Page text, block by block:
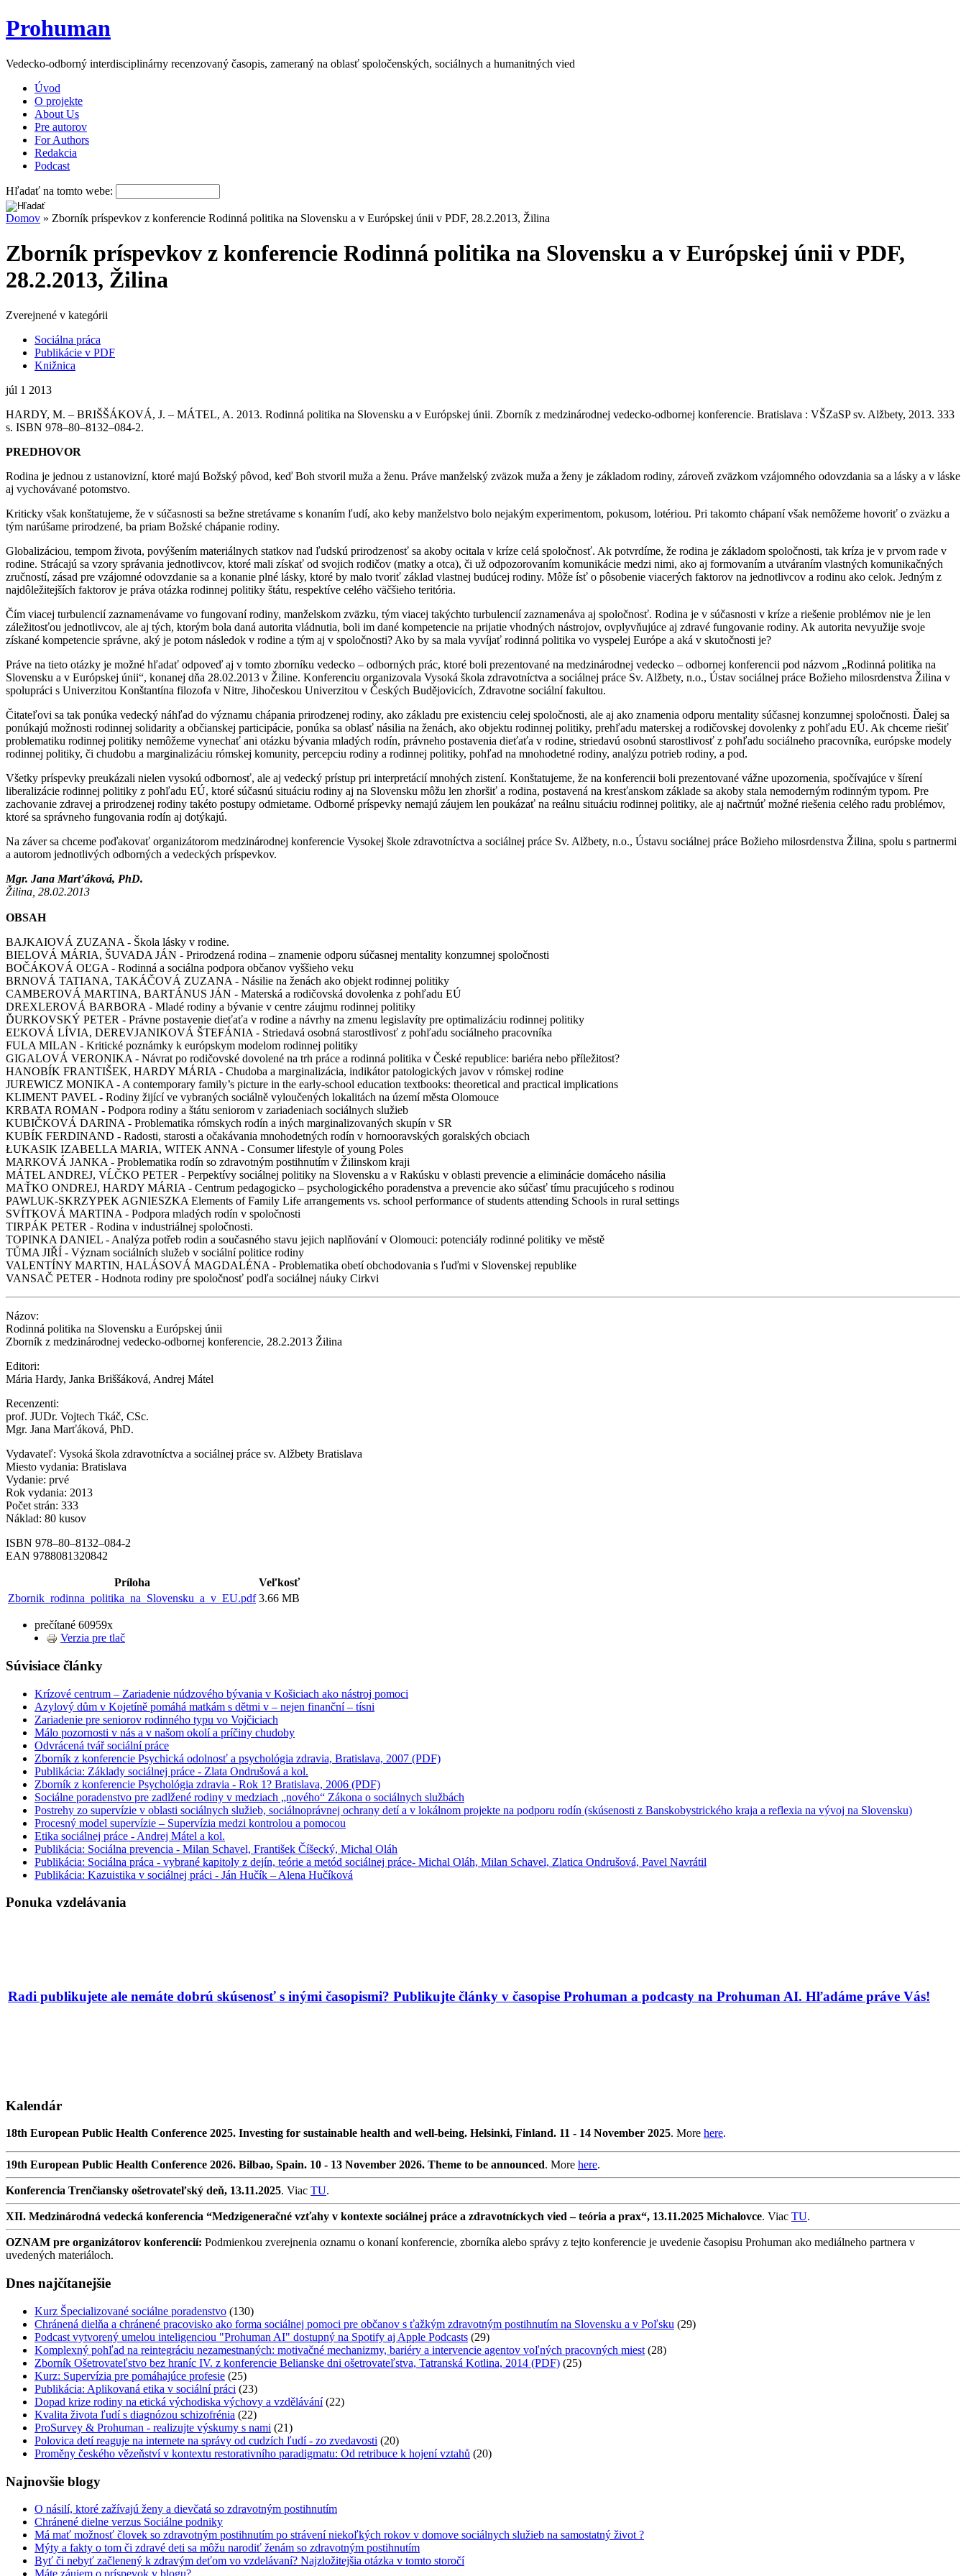
Prohuman
Vedecko-odborný interdisciplinárny recenzovaný časopis, zameraný na oblasť spoločenských, sociálnych a humanitných vied
Úvod
O projekte
About Us
Pre autorov
For Authors
Redakcia
Podcast
Hľadať na tomto webe:
Domov » Zborník príspevkov z konferencie Rodinná politika na Slovensku a v Európskej únii v PDF, 28.2.2013, Žilina
Zborník príspevkov z konferencie Rodinná politika na Slovensku a v Európskej únii v PDF,
28.2.2013, Žilina
Zverejnené v kategórii
Sociálna práca
Publikácie v PDF
Knižnica
júl 1 2013
HARDY, M. – BRIŠŠÁKOVÁ, J. – MÁTEL, A. 2013. Rodinná politika na Slovensku a v Európskej únii. Zborník z medzinárodnej vedecko-odbornej konferencie. Bratislava : VŠZaSP sv. Alžbety, 2013. 333
s. ISBN 978–80–8132–084-2.
PREDHOVOR
Rodina je jednou z ustanovizní, ktoré majú Božský pôvod, keď Boh stvoril muža a ženu. Práve manželský zväzok muža a ženy je základom rodiny, zároveň zväzkom vzájomného odovzdania sa a lásky a v láske
aj vychovávané potomstvo.
Kriticky však konštatujeme, že v súčasnosti sa bežne stretávame s konaním ľudí, ako keby manželstvo bolo nejakým experimentom, pokusom, lotériou. Pri takomto chápaní však nemôžeme hovoriť o zväzku a
tým narúšame prirodzené, ba priam Božské chápanie rodiny.
Globalizáciou, tempom života, povýšením materiálnych statkov nad ľudskú prirodzenosť sa akoby ocitala v kríze celá spoločnosť. Ak potvrdíme, že rodina je základom spoločnosti, tak kríza je v prvom rade v
rodine. Strácajú sa vzory správania jednotlivcov, ktoré mali získať od svojich rodičov (matky a otca), či už odpozorovaním komunikácie medzi nimi, ako aj formovaním a utváraním vlastných komunikačných
zručností, zásad pre vzájomné odovzdanie sa a konanie plné lásky, ktoré by malo tvoriť základ vlastnej budúcej rodiny. Môže ísť o pôsobenie viacerých faktorov na jednotlivcov a rodinu ako celok. Jedným z
najdôležitejších faktorov je práva otázka rodinnej politiky štátu, respektíve celého väčšieho teritória.
Čím viacej turbulencií zaznamenávame vo fungovaní rodiny, manželskom zväzku, tým viacej takýchto turbulencií zaznamenáva aj spoločnosť. Rodina je v súčasnosti v kríze a riešenie problémov nie je len
záležitosťou jednotlivcov, ale aj tých, ktorým bola daná autorita vládnutia, boli im dané kompetencie na prijatie vhodných nástrojov, ovplyvňujúce aj zdravé fungovanie rodiny. Ak autorita nevyužije svoje
získané kompetencie správne, aký je potom následok v rodine a tým aj v spoločnosti? Ako by sa mala vyvíjať rodinná politika vo vyspelej Európe a aká v skutočnosti je?
Práve na tieto otázky je možné hľadať odpoveď aj v tomto zborníku vedecko – odborných prác, ktoré boli prezentované na medzinárodnej vedecko – odbornej konferencii pod názvom „Rodinná politika na
Slovensku a v Európskej únii“, konanej dňa 28.02.2013 v Žiline. Konferenciu organizovala Vysoká škola zdravotníctva a sociálnej práce Sv. Alžbety, n.o., Ústav sociálnej práce Božieho milosrdenstva Žilina v
spolupráci s Univerzitou Konštantína filozofa v Nitre, Jihočeskou Univerzitou v Českých Budějovicích, Zdravotne sociální fakultou.
Čitateľovi sa tak ponúka vedecký náhľad do významu chápania prirodzenej rodiny, ako základu pre existenciu celej spoločnosti, ale aj ako znamenia odporu mentality súčasnej konzumnej spoločnosti. Ďalej sa
ponúkajú možnosti rodinnej solidarity a občianskej participácie, ponúka sa oblasť násilia na ženách, ako objektu rodinnej politiky, prehľadu materskej a rodičovskej dovolenky z pohľadu EÚ. Ak chceme riešiť
problematiku rodinnej politiky nemôžeme vynechať ani otázku bývania mladých rodín, právneho postavenia dieťaťa v rodine, striedavú osobnú starostlivosť z pohľadu sociálneho pracovníka, európske modely
rodinnej politiky, či chudobu a marginalizáciu rómskej komunity, percepciu rodiny a rodinnej politiky, pohľad na mnohodetné rodiny, analýzu potrieb rodiny, a pod.
Všetky príspevky preukázali nielen vysokú odbornosť, ale aj vedecký prístup pri interpretácií mnohých zistení. Konštatujeme, že na konferencii boli prezentované vážne upozornenia, spočívajúce v šírení
liberalizácie rodinnej politiky z pohľadu EÚ, ktoré súčasnú situáciu rodiny aj na Slovensku môžu len zhoršiť a rodina, postavená na kresťanskom základe sa akoby stala nemoderným rodinným typom. Pre
zachovanie zdravej a prirodzenej rodiny takéto postupy odmietame. Odborné príspevky nemajú záujem len poukázať na reálnu situáciu rodinnej politiky, ale aj načrtnúť možné riešenia celého radu problémov,
ktoré sa správneho fungovania rodín aj dotýkajú.
Na záver sa chceme poďakovať organizátorom medzinárodnej konferencie Vysokej škole zdravotníctva a sociálnej práce Sv. Alžbety, n.o., Ústavu sociálnej práce Božieho milosrdenstva Žilina, spolu s partnermi
a autorom jednotlivých odborných a vedeckých príspevkov.
Mgr. Jana Marťáková, PhD.
Žilina, 28.02.2013
OBSAH
BAJKAIOVÁ ZUZANA - Škola lásky v rodine.
BIELOVÁ MÁRIA, ŠUVADA JÁN - Prirodzená rodina – znamenie odporu súčasnej mentality konzumnej spoločnosti
BOČÁKOVÁ OĽGA - Rodinná a sociálna podpora občanov vyššieho veku
BRNOVÁ TATIANA, TAKÁČOVÁ ZUZANA - Násilie na ženách ako objekt rodinnej politiky
CAMBEROVÁ MARTINA, BARTÁNUS JÁN - Materská a rodičovská dovolenka z pohľadu EÚ
DREXLEROVÁ BARBORA - Mladé rodiny a bývanie v centre záujmu rodinnej politiky
ĎURKOVSKÝ PETER - Právne postavenie dieťaťa v rodine a návrhy na zmenu legislavíty pre optimalizáciu rodinnej politiky
EĽKOVÁ LÍVIA, DEREVJANIKOVÁ ŠTEFÁNIA - Striedavá osobná starostlivosť z pohľadu sociálneho pracovníka
FULA MILAN - Kritické poznámky k európskym modelom rodinnej politiky
GIGALOVÁ VERONIKA - Návrat po rodičovské dovolené na trh práce a rodinná politika v České republice: bariéra nebo příležitost?
HANOBÍK FRANTIŠEK, HARDY MÁRIA - Chudoba a marginalizácia, indikátor patologických javov v rómskej rodine
JUREWICZ MONIKA - A contemporary family’s picture in the early-school education textbooks: theoretical and practical implications
KLIMENT PAVEL - Rodiny žijící ve vybraných sociálně vyloučených lokalitách na území města Olomouce
KRBATA ROMAN - Podpora rodiny a štátu seniorom v zariadeniach sociálnych služieb
KUBIČKOVÁ DARINA - Problematika rómskych rodín a iných marginalizovaných skupín v SR
KUBÍK FERDINAND - Radosti, starosti a očakávania mnohodetných rodín v hornooravských goralských obciach
ŁUKASIK IZABELLA MARIA, WITEK ANNA - Consumer lifestyle of young Poles
MARKOVÁ JANKA - Problematika rodín so zdravotným postihnutím v Žilinskom kraji
MÁTEL ANDREJ, VĹČKO PETER - Perpektívy sociálnej politiky na Slovensku a v Rakúsku v oblasti prevencie a eliminácie domáceho násilia
MAŤKO ONDREJ, HARDY MÁRIA - Centrum pedagogicko – psychologického poradenstva a prevencie ako súčasť tímu pracujúceho s rodinou
PAWLUK-SKRZYPEK AGNIESZKA Elements of Family Life arrangements vs. school performance of students attending Schools in rural settings
SVÍTKOVÁ MARTINA - Podpora mladých rodín v spoločnosti
TIRPÁK PETER - Rodina v industriálnej spoločnosti.
TOPINKA DANIEL - Analýza potřeb rodin a současného stavu jejich naplňování v Olomouci: potenciály rodinné politiky ve městě
TŮMA JIŘÍ - Význam sociálních služeb v sociální politice rodiny
VALENTÍNY MARTIN, HALÁSOVÁ MAGDALÉNA - Problematika obetí obchodovania s ľuďmi v Slovenskej republike
VANSAČ PETER - Hodnota rodiny pre spoločnosť podľa sociálnej náuky Cirkvi
Názov:
Rodinná politika na Slovensku a Európskej únii
Zborník z medzinárodnej vedecko-odbornej konferencie, 28.2.2013 Žilina
Editori:
Mária Hardy, Janka Briššáková, Andrej Mátel
Recenzenti:
prof. JUDr. Vojtech Tkáč, CSc.
Mgr. Jana Marťáková, PhD.
Vydavateľ: Vysoká škola zdravotníctva a sociálnej práce sv. Alžbety Bratislava
Miesto vydania: Bratislava
Vydanie: prvé
Rok vydania: 2013
Počet strán: 333
Náklad: 80 kusov
ISBN 978–80–8132–084-2
EAN 9788081320842
Príloha
Veľkosť
Zbornik_rodinna_politika_na_Slovensku_a_v_EU.pdf 3.66 MB
prečítané 60959x
Verzia pre tlač
Súvisiace články
Krízové centrum – Zariadenie núdzového bývania v Košiciach ako nástroj pomoci
Azylový dům v Kojetíně pomáhá matkám s dětmi v – nejen finanční – tísni
Zariadenie pre seniorov rodinného typu vo Vojčiciach
Málo pozornosti v nás a v našom okolí a príčiny chudoby
Odvrácená tvář sociální práce
Zborník z konferencie Psychická odolnosť a psychológia zdravia, Bratislava, 2007 (PDF)
Publikácia: Základy sociálnej práce - Zlata Ondrušová a kol.
Zborník z konferencie Psychológia zdravia - Rok 1? Bratislava, 2006 (PDF)
Sociálne poradenstvo pre zadlžené rodiny v medziach „nového“ Zákona o sociálnych službách
Postrehy zo supervízie v oblasti sociálnych služieb, sociálnoprávnej ochrany detí a v lokálnom projekte na podporu rodín (skúsenosti z Banskobystrického kraja a reflexia na vývoj na Slovensku)
Procesný model supervízie – Supervízia medzi kontrolou a pomocou
Etika sociálnej práce - Andrej Mátel a kol.
Publikácia: Sociálna prevencia - Milan Schavel, František Číšecký, Michal Oláh
Publikácia: Sociálna práca - vybrané kapitoly z dejín, teórie a metód sociálnej práce- Michal Oláh, Milan Schavel, Zlatica Ondrušová, Pavel Navrátil
Publikácia: Kazuistika v sociálnej práci - Ján Hučík – Alena Hučíková
Ponuka vzdelávania
Radi publikujete ale nemáte dobrú skúsenosť s inými časopismi? Publikujte články v časopise Prohuman a podcasty na Prohuman AI. Hľadáme práve Vás!
Kalendár
18th European Public Health Conference 2025. Investing for sustainable health and well-being. Helsinki, Finland. 11 - 14 November 2025. More here.
19th European Public Health Conference 2026. Bilbao, Spain. 10 - 13 November 2026. Theme to be announced. More here.
Konferencia Trenčiansky ošetrovateľský deň, 13.11.2025. Viac TU.
XII. Medzinárodná vedecká konferencia “Medzigeneračné vzťahy v kontexte sociálnej práce a zdravotníckych vied – teória a prax“, 13.11.2025 Michalovce. Viac TU.
OZNAM pre organizátorov konferencií: Podmienkou zverejnenia oznamu o konaní konferencie, zborníka alebo správy z tejto konferencie je uvedenie časopisu Prohuman ako mediálneho partnera v
uvedených materiáloch.
Dnes najčítanejšie
Kurz Špecializované sociálne poradenstvo (130)
Chránená dielňa a chránené pracovisko ako forma sociálnej pomoci pre občanov s ťažkým zdravotným postihnutím na Slovensku a v Poľsku (29)
Podcast vytvorený umelou inteligenciou "Prohuman AI" dostupný na Spotify aj Apple Podcasts (29)
Komplexný pohľad na reintegráciu nezamestnaných: motivačné mechanizmy, bariéry a intervencie agentov voľných pracovných miest (28)
Zborník Ošetrovateľstvo bez hraníc IV. z konferencie Belianske dni ošetrovateľstva, Tatranská Kotlina, 2014 (PDF) (25)
Kurz: Supervízia pre pomáhajúce profesie (25)
Publikácia: Aplikovaná etika v sociální práci (23)
Dopad krize rodiny na etická východiska výchovy a vzdělávání (22)
Kvalita života ľudí s diagnózou schizofrénia (22)
ProSurvey & Prohuman - realizujte výskumy s nami (21)
Polovica detí reaguje na internete na správy od cudzích ľudí - zo zvedavosti (20)
Proměny českého vězeňství v kontextu restorativního paradigmatu: Od retribuce k hojení vztahů (20)
Najnovšie blogy
O násilí, ktoré zažívajú ženy a dievčatá so zdravotným postihnutím
Chránené dielne verzus Sociálne podniky
Má mať možnosť človek so zdravotným postihnutím po strávení niekoľkých rokov v domove sociálnych služieb na samostatný život ?
Mýty a fakty o tom či zdravé deti sa môžu narodiť ženám so zdravotným postihnutím
Byť či nebyť začlenený k zdravým deťom vo vzdelávaní? Najzložitejšia otázka v tomto storočí